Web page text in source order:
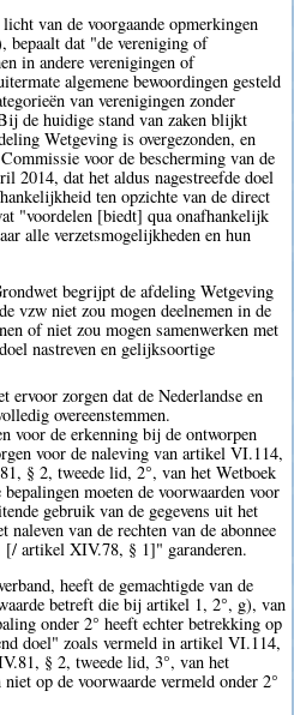
van de voorgaande opmerkingen
dat "de vereniging of
in andere verenigingen of
algemene bewoordingen gesteld
van verenigingen zonder
de huidige stand van zaken blijkt
Wetgeving is overgezonden, en
voor de bescherming van de
2014, dat het aldus nagestreefde doel
ten opzichte van de direct
"voordelen [biedt] qua onafhankelijk
alle verzetsmogelijkheden en hun
begrijpt de afdeling Wetgeving
vzw niet zou mogen deelnemen in de
of niet zou mogen samenwerken met
nastreven en gelijksoortige
ervoor zorgen dat de Nederlandse en
overeenstemmen.
voor de erkenning bij de ontworpen
voor de naleving van artikel VI.114,
§ 2, tweede lid, 2°, van het Wetboek
moeten de voorwaarden voor
gebruik van de gegevens uit het
naleven van de rechten van de abonnee
artikel XIV.78, § 1]" garanderen.
heeft de gemachtigde van de
betreft die bij artikel 1, 2°, g), van
onder 2° heeft echter betrekking op
doel" zoals vermeld in artikel VI.114,
§ 2, tweede lid, 3°, van het
op de voorwaarde vermeld onder 2°